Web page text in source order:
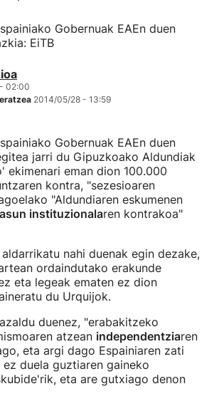
Gobernuak EAEn duen
EiTB
02:00
2014/05/28 - 13:59
Gobernuak EAEn duen
jarri du Gipuzkoako Aldundiak
ekimenari eman dion 100.000
kontra, "sezesioaren
"Aldundiaren eskumenen
instituzionalaren kontrakoa"
nahi duenak egin dezake,
ordaindutako erakunde
eta legeak ematen ez dion
du Urquijok.
duenez, "erabakitzeko
atzean independentziaren
eta argi dago Espainiaren zati
duela guztiaren gaineko
eta are gutxiago denon